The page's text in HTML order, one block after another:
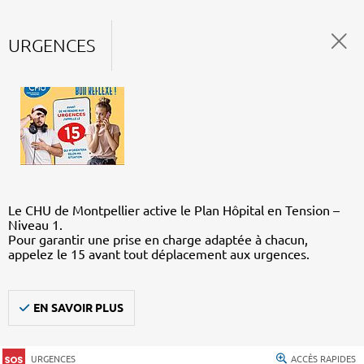
URGENCES
Le CHU de Montpellier active le Plan Hôpital en Tension –
Niveau 1.
Pour garantir une prise en charge adaptée à chacun,
appelez le 15 avant tout déplacement aux urgences.
EN SAVOIR PLUS
URGENCES ACCÈS RAPIDES